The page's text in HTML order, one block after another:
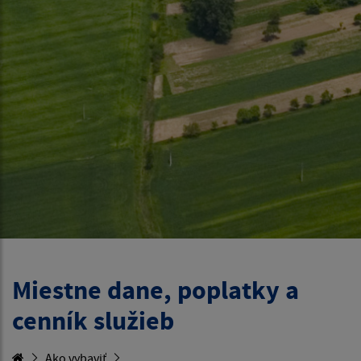
Miestne dane, poplatky a
cenník služieb
Ako vybaviť